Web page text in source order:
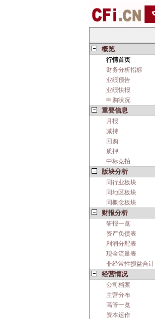
概览
行情首页
财务分析指标
业绩预告
业绩快报
申购状况
重要信息
月报
减持
回购
质押
中标竞拍
版块分析
同行业板块
同地区板块
同概念板块
财报分析
研报一览
资产负债表
利润分配表
现金流量表
非经常性损益合计
经营情况
公司档案
主营分布
高管一览
资本运作